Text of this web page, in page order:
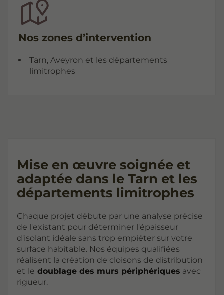
Nos zones d’intervention
Tarn, Aveyron et les départements
limitrophes
Mise en œuvre soignée et
adaptée dans le Tarn et les
départements limitrophes
Chaque projet débute par une analyse précise
de l'existant pour déterminer l'épaisseur
d'isolant idéale sans trop empiéter sur votre
surface habitable. Nos équipes qualifiées
réalisent la création de cloisons de distribution
et le doublage des murs périphériques avec
rigueur.